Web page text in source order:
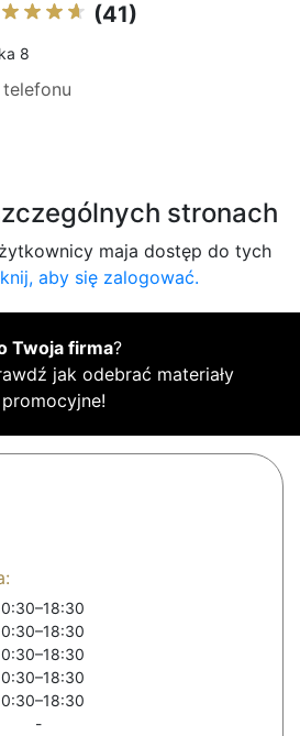
(41)
8
stronach
maja dostęp do tych
aby się zalogować.
Twoja firma?
jak odebrać materiały
promocyjne!
-